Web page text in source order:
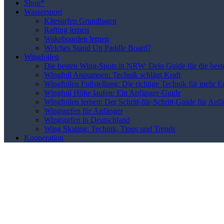
Shop*
Wassersport
Kitesurfen Grundlagen
Rafting lernen
Wakeboarden lernen
Welches Stand Up Paddle Board?
Wingfoilen
Die besten Wing-Spots in NRW: Dein Guide für die
Wingfoil Anpumpen: Technik schlägt Kraft
Wingfoilen Fußstellung: Die richtige Technik für mehr
Wingfoil Höhe laufen: Ein Anfänger-Guide
Wingfoilen lernen: Der Schritt-für-Schritt-Guide für
Wingsurfen für Anfänger
Wingsurfen in Deutschland
Wing Skating: Technik, Tipps und Trends
Kooperation